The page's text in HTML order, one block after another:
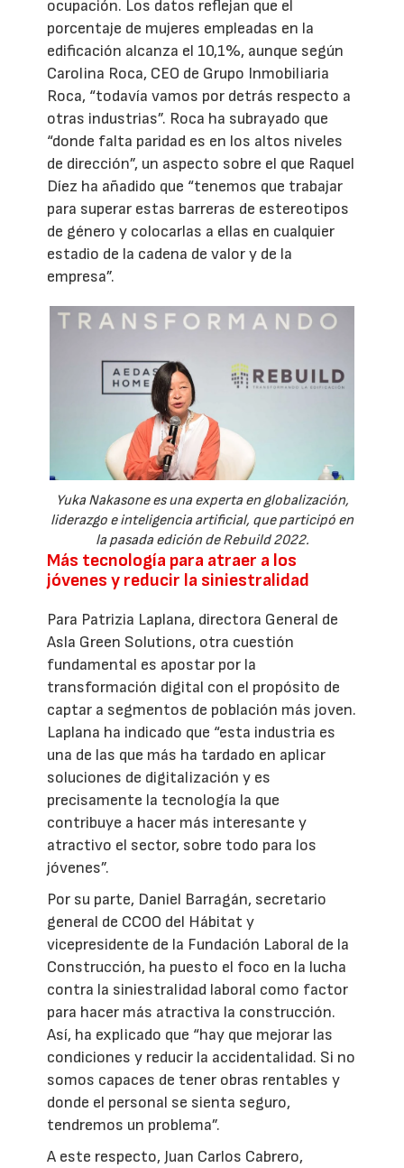
ocupación. Los datos reflejan que el
porcentaje de mujeres empleadas en la
edificación alcanza el 10,1%, aunque según
Carolina Roca, CEO de Grupo Inmobiliaria
Roca, “todavía vamos por detrás respecto a
otras industrias”. Roca ha subrayado que
“donde falta paridad es en los altos niveles
de dirección”, un aspecto sobre el que Raquel
Díez ha añadido que “tenemos que trabajar
para superar estas barreras de estereotipos
de género y colocarlas a ellas en cualquier
estadio de la cadena de valor y de la
empresa”.
Yuka Nakasone es una experta en globalización,
liderazgo e inteligencia artificial, que participó en
la pasada edición de Rebuild 2022.
Más tecnología para atraer a los
jóvenes y reducir la siniestralidad
Para Patrizia Laplana, directora General de
Asla Green Solutions, otra cuestión
fundamental es apostar por la
transformación digital con el propósito de
captar a segmentos de población más joven.
Laplana ha indicado que “esta industria es
una de las que más ha tardado en aplicar
soluciones de digitalización y es
precisamente la tecnología la que
contribuye a hacer más interesante y
atractivo el sector, sobre todo para los
jóvenes”.
Por su parte, Daniel Barragán, secretario
general de CCOO del Hábitat y
vicepresidente de la Fundación Laboral de la
Construcción, ha puesto el foco en la lucha
contra la siniestralidad laboral como factor
para hacer más atractiva la construcción.
Así, ha explicado que “hay que mejorar las
condiciones y reducir la accidentalidad. Si no
somos capaces de tener obras rentables y
donde el personal se sienta seguro,
tendremos un problema”.
A este respecto, Juan Carlos Cabrero,